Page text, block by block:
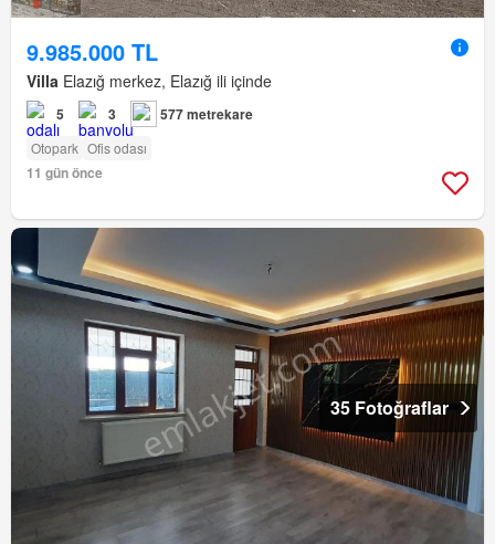
9.985.000 TL
Villa Elazığ merkez, Elazığ ili içinde
5 3 577 metrekare
Otopark Ofis odası
11 gün önce
35 Fotoğraflar